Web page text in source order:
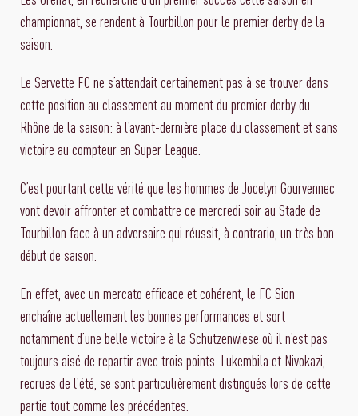
championnat, se rendent à Tourbillon pour le premier derby de la
saison.
Le Servette FC ne s’attendait certainement pas à se trouver dans
cette position au classement au moment du premier derby du
Rhône de la saison: à l’avant-dernière place du classement et sans
victoire au compteur en Super League.
C’est pourtant cette vérité que les hommes de Jocelyn Gourvennec
vont devoir affronter et combattre ce mercredi soir au Stade de
Tourbillon face à un adversaire qui réussit, à contrario, un très bon
début de saison.
En effet, avec un mercato efficace et cohérent, le FC Sion
enchaîne actuellement les bonnes performances et sort
notamment d’une belle victoire à la Schützenwiese où il n’est pas
toujours aisé de repartir avec trois points. Lukembila et Nivokazi,
recrues de l’été, se sont particulièrement distingués lors de cette
partie tout comme les précédentes.